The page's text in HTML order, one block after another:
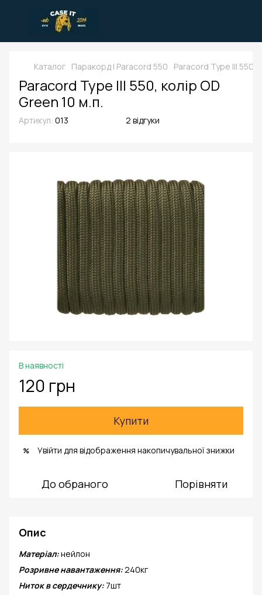
Каталог Паракорд | Paracord 550 Paracord Type III 550,
Paracord Type III 550, колір OD
Green 10 м.п.
Артикул: 013 2 відгуки
В наявності
120 грн
Купити
% Увійти для відображення накопичувальної знижки
До обраного Порівняти
Опис
Матеріал:нейлон
Розривне навантаження:240кг
Ниток в сердечнику: 7шт